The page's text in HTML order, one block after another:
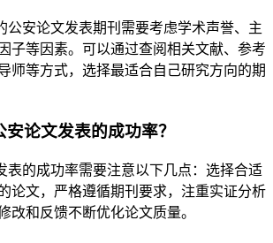
公安论文发表期刊需要考虑学术声誉、主
子等因素。可以通过查阅相关文献、参考
师等方式，选择最适合自己研究方向的期
论文发表的成功率？
表的成功率需要注意以下几点：选择合适
论文，严格遵循期刊要求，注重实证分析
改和反馈不断优化论文质量。